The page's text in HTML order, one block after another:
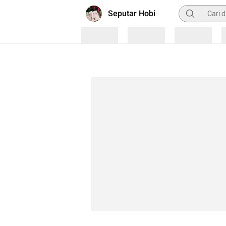
Seputar Hobi Pencarian